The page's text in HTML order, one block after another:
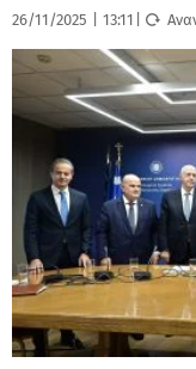
26/11/2025 13:11